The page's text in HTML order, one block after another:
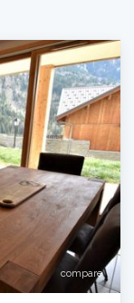
compare